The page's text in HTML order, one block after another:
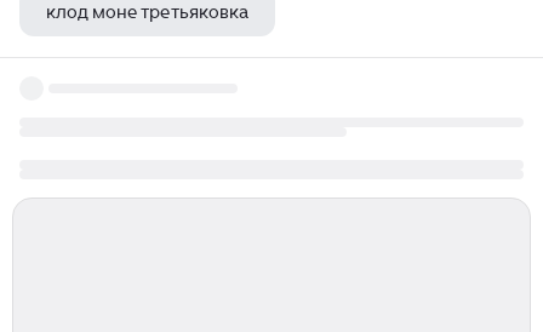
клод моне третьяковка